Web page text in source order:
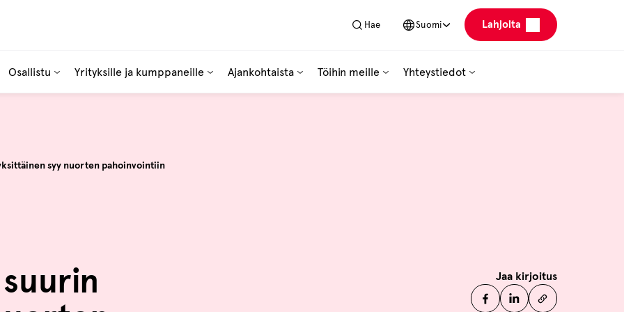
Hae Suomi Lahjoita
Osallistu Yrityksille ja kumppaneille Ajankohtaista Töihin meille Yhteystiedot
syy nuorten pahoinvointiin
Jaa kirjoitus